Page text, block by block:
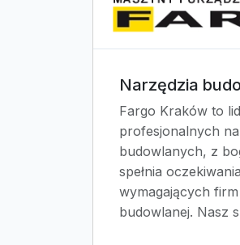
Narzędzia
Fargo Kraków to
profesjonalnych
budowlanych, z
spełnia
wymagających
budowlanej. Nasz